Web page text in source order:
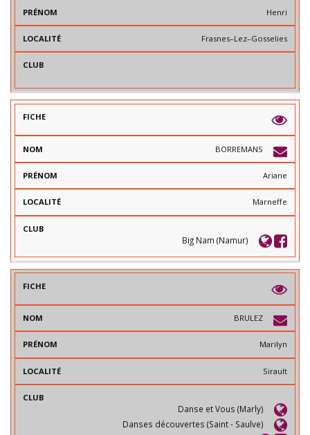
Henri
Frasnes–Lez–Gosselies
BORREMANS
Ariane
Marneffe
Big Nam (Namur)
BRULEZ
Marilyn
Sirault
Danse et Vous (Marly)
Danses découvertes (Saint - Saulve)